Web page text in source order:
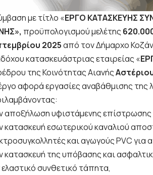
με τίτλο «ΕΡΓΟ ΚΑΤΑΣΚΕΥΗΣ
προϋπολογισμού μελέτης
2025από τον Δήμαρχο
κατασκευάστριας εταιρείας «
της Κοινότητας Αιανής
αφορά εργασίες αναβάθμισης της
αποξήλωση υφιστάμενης
κατασκευή εσωτερικού καναλιού
και αγωγούς PVC
κατασκευή της υπόβασης και
ελαστικό συνθετικό τάπητα,